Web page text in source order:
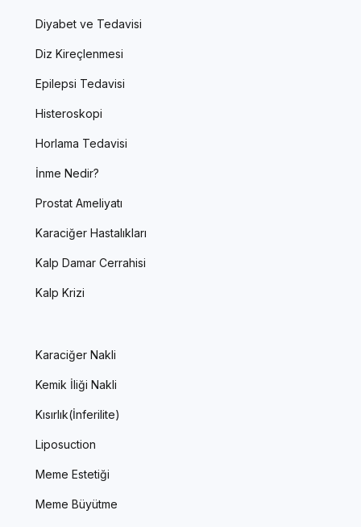
Diyabet ve Tedavisi
Diz Kireçlenmesi
Epilepsi Tedavisi
Histeroskopi
Horlama Tedavisi
İnme Nedir?
Prostat Ameliyatı
Karaciğer Hastalıkları
Kalp Damar Cerrahisi
Kalp Krizi
Karaciğer Nakli
Kemik İliği Nakli
Kısırlık(İnferilite)
Liposuction
Meme Estetiği
Meme Büyütme